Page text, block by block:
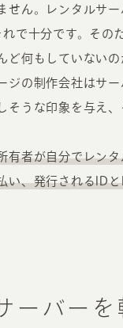
せん。レンタルサ
で十分です。その
ど何もしていないの
ジの制作会社はサ
そうな印象を与え
有者が自分でレン
い、発行されるID
ーバー